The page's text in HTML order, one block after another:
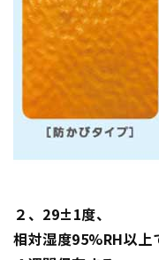
２、29±1度、
相対湿度95%RH以上